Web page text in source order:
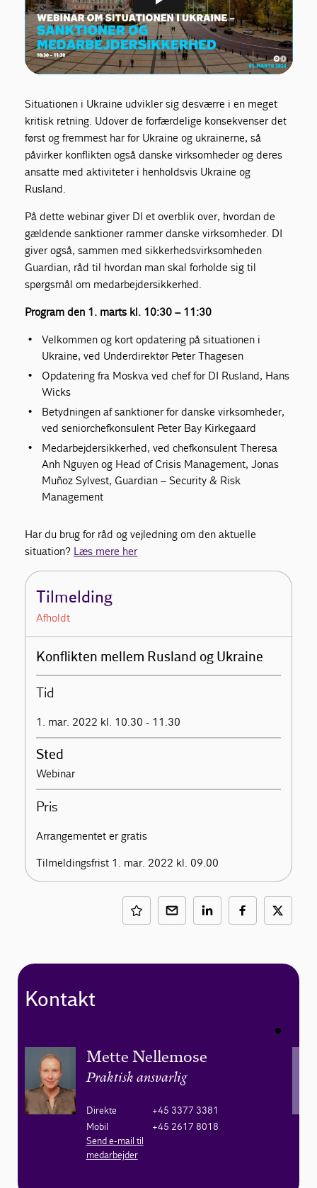
Situationen i Ukraine udvikler sig desværre i en meget
kritisk retning. Udover de forfærdelige konsekvenser det
først og fremmest har for Ukraine og ukrainerne, så
påvirker konflikten også danske virksomheder og deres
ansatte med aktiviteter i henholdsvis Ukraine og
Rusland.
På dette webinar giver DI et overblik over, hvordan de
gældende sanktioner rammer danske virksomheder. DI
giver også, sammen med sikkerhedsvirksomheden
Guardian, råd til hvordan man skal forholde sig til
spørgsmål om medarbejdersikkerhed.
Program den 1. marts kl. 10:30 – 11:30
Velkommen og kort opdatering på situationen i
Ukraine, ved Underdirektør Peter Thagesen
Opdatering fra Moskva ved chef for DI Rusland, Hans
Wicks
Betydningen af sanktioner for danske virksomheder,
ved seniorchefkonsulent Peter Bay Kirkegaard
Medarbejdersikkerhed, ved chefkonsulent Theresa
Anh Nguyen og Head of Crisis Management, Jonas
Muñoz Sylvest, Guardian – Security & Risk
Management
Har du brug for råd og vejledning om den aktuelle
situation? Læs mere her
Tilmelding
Afholdt
Konflikten mellem Rusland og Ukraine
Tid
1. mar. 2022 kl. 10.30 - 11.30
Sted
Webinar
Pris
Arrangementet er gratis
Tilmeldingsfrist 1. mar. 2022 kl. 09.00
Kontakt
Mette Nellemose
Praktisk ansvarlig
Direkte
+45 3377 3381
Mobil
+45 2617 8018
Send e-mail til
medarbejder